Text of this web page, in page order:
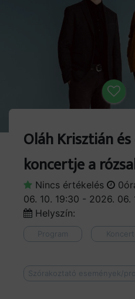
Oláh Krisztián
koncertje a
Nincs értékelés
06. 10. 19:30 - 2026. 06.
Helyszín:
Program Koncert
Szórakoztató események/